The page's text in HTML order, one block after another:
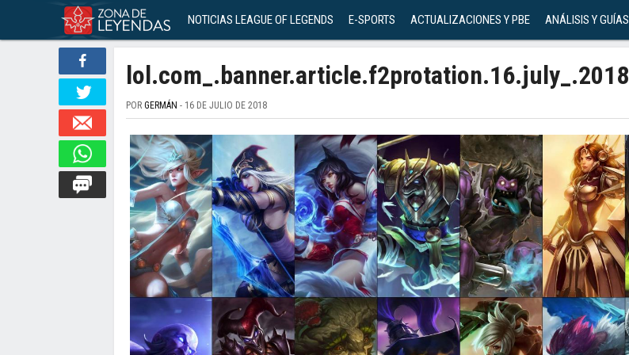
NOTICIAS LEAGUE OF LEGENDS E-SPORTS ACTUALIZACIONES Y PBE ANÁLISIS Y GUÍAS
lol.com_.banner.article.f2protation.16.july_.2018
POR GERMÁN - 16 DE JULIO DE 2018